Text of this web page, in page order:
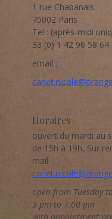
1 rue Chabanais
75002 Paris
Tel : (après-midi
33 (0) 1 42 96 58 64
email :
Horaires
ouvert du mardi au
de 15h à 19h, Sur
mail :
open from Tuesday
3 pm to 7:00 pm
with appointment